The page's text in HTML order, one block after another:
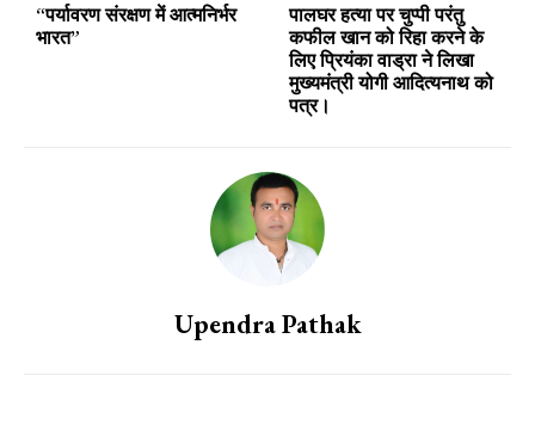
“पर्यावरण संरक्षण में आत्मनिर्भर
भारत”
पालघर हत्या पर चुप्पी परंतु
कफील खान को रिहा करने के
लिए प्रियंका वाड्रा ने लिखा
मुख्यमंत्री योगी आदित्यनाथ को
पत्र।
Upendra Pathak